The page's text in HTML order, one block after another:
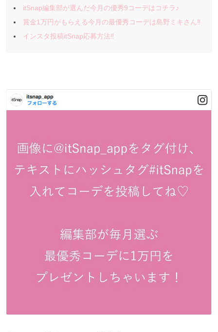
itSnap編集部が選んだ今月の優秀9コーデはコチラ♪
賞金1万円がもらえる今月の最優秀コーデは島野ミキさん‼︎
インスタ投稿itSnap応募方法‼︎